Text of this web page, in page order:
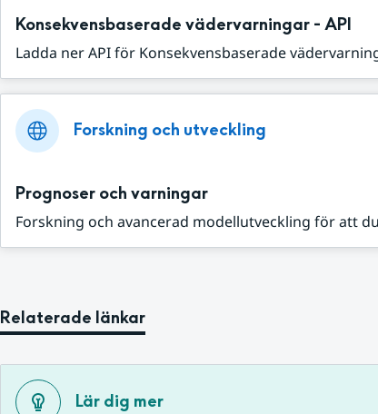
Konsekvensbaserade vädervarningar - API
Ladda ner API för Konsekvensbaserade
Forskning och utveckling
Prognoser och varningar
Forskning och avancerad modellutveckling för att
Relaterade länkar
Lär dig mer